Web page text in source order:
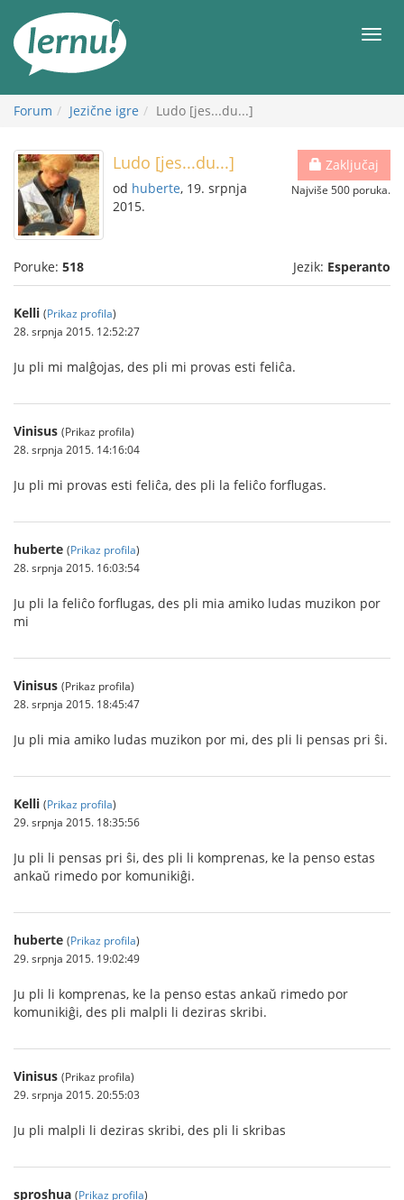
Meni
Forum Jezične igre Ludo [jes...du...]
Zaključaj
Najviše 500 poruka.
Ludo [jes...du...]
od huberte, 19. srpnja
2015.
Poruke: 518 Jezik: Esperanto
Kelli (Prikaz profila)
28. srpnja 2015. 12:52:27
Ju pli mi malĝojas, des pli mi provas esti feliĉa.
Vinisus (Prikaz profila)
28. srpnja 2015. 14:16:04
Ju pli mi provas esti feliĉa, des pli la feliĉo forflugas.
huberte (Prikaz profila)
28. srpnja 2015. 16:03:54
Ju pli la feliĉo forflugas, des pli mia amiko ludas muzikon por
mi
Vinisus (Prikaz profila)
28. srpnja 2015. 18:45:47
Ju pli mia amiko ludas muzikon por mi, des pli li pensas pri ŝi.
Kelli (Prikaz profila)
29. srpnja 2015. 18:35:56
Ju pli li pensas pri ŝi, des pli li komprenas, ke la penso estas
ankaŭ rimedo por komunikiĝi.
huberte (Prikaz profila)
29. srpnja 2015. 19:02:49
Ju pli li komprenas, ke la penso estas ankaŭ rimedo por
komunikiĝi, des pli malpli li deziras skribi.
Vinisus (Prikaz profila)
29. srpnja 2015. 20:55:03
Ju pli malpli li deziras skribi, des pli li skribas
sproshua (Prikaz profila)